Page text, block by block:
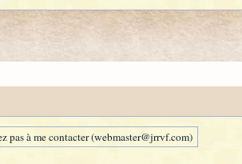
pas à me contacter (webmaster@jrrvf.com)